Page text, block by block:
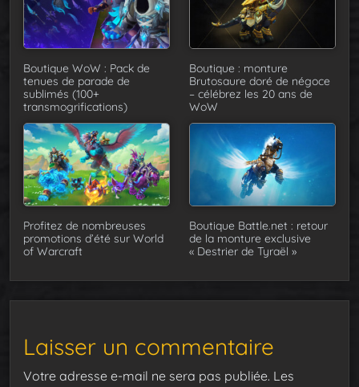
Boutique WoW : Pack de
tenues de parade de
sublimés (100+
transmogrifications)
Boutique : monture
Brutosaure doré de négoce
– célébrez les 20 ans de
WoW
Profitez de nombreuses
promotions d’été sur World
of Warcraft
Boutique Battle.net : retour
de la monture exclusive
« Destrier de Tyraël »
Laisser un commentaire
Votre adresse e-mail ne sera pas publiée. Les